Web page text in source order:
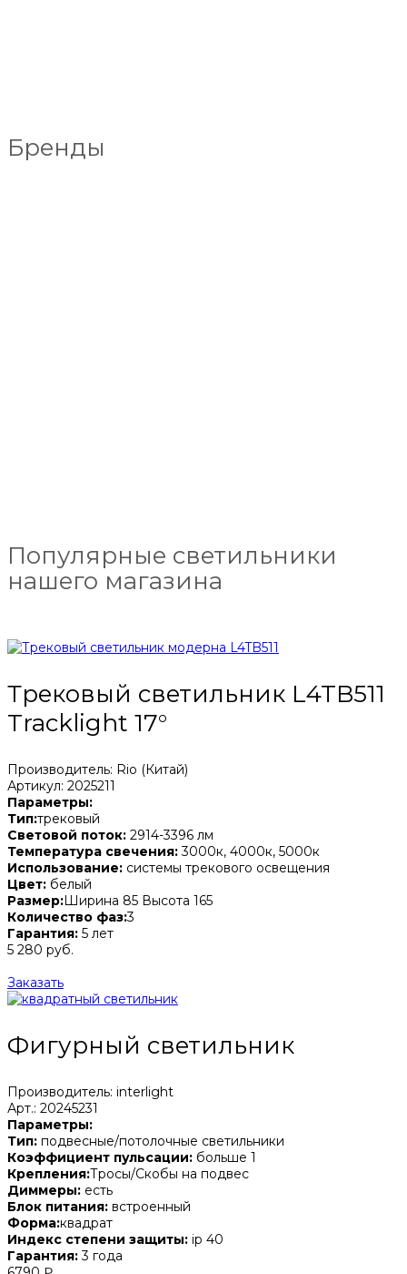
Бренды
Популярные светильники
нашего магазина
Трековый светильник L4TB511
Tracklight 17°
Производитель: Rio (Китай)
Артикул: 2025211
Параметры:
Тип:трековый
Световой поток: 2914-3396 лм
Температура свечения:3000к, 4000к, 5000к
Использование: системы трекового освещения
Цвет: белый
Размер:Ширина 85 Высота 165
Количество фаз:3
Гарантия: 5 лет
5 280 руб.
Заказать
Фигурный светильник
Производитель: interlight
Арт.: 20245231
Параметры:
Тип: подвесные/потолочные светильники
Коэффициент пульсации: больше 1
Крепления:Тросы/Скобы на подвес
Диммеры: есть
Блок питания: встроенный
Форма:квадрат
Индекс степени защиты: ip 40
Гарантия:3 года